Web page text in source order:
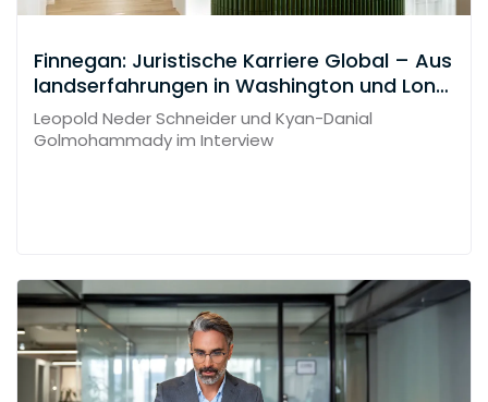
Finnegan: Juristische Karriere Global – Aus
landserfahrungen in Washington und Lond
on
Leopold Neder Schneider und Kyan-Danial
Golmohammady im Interview